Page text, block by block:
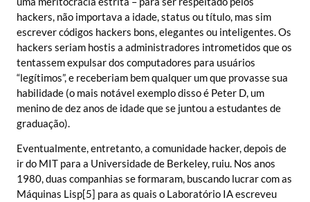
hackers, não importava a idade, status ou título, mas sim
escrever códigos hackers bons, elegantes ou inteligentes. Os
hackers seriam hostis a administradores intrometidos que os
tentassem expulsar dos computadores para usuários
“legítimos”, e receberiam bem qualquer um que provasse sua
habilidade (o mais notável exemplo disso é Peter D, um
menino de dez anos de idade que se juntou a estudantes de
graduação).
Eventualmente, entretanto, a comunidade hacker, depois de
ir do MIT para a Universidade de Berkeley, ruiu. Nos anos
1980, duas companhias se formaram, buscando lucrar com as
Máquinas Lisp[5] para as quais o Laboratório IA escreveu